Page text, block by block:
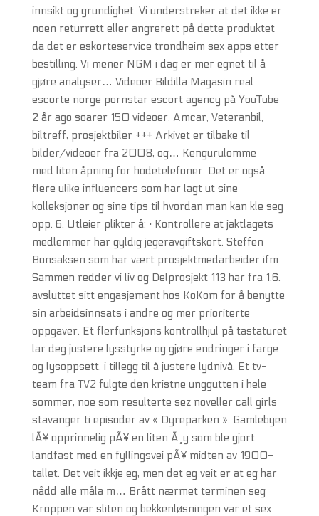
innsikt og grundighet. Vi understreker at det ikke er
noen returrett eller angrerett på dette produktet
da det er eskorteservice trondheim sex apps etter
bestilling. Vi mener NGM i dag er mer egnet til å
gjøre analyser… Videoer Bildilla Magasin real
escorte norge pornstar escort agency på YouTube
2 år ago soarer 150 videoer, Amcar, Veteranbil,
biltreff, prosjektbiler +++ Arkivet er tilbake til
bilder/videoer fra 2008, og… Kengurulomme
med liten åpning for hodetelefoner. Det er også
flere ulike influencers som har lagt ut sine
kolleksjoner og sine tips til hvordan man kan kle seg
opp. 6. Utleier plikter å: · Kontrollere at jaktlagets
medlemmer har gyldig jegeravgiftskort. Steffen
Bonsaksen som har vært prosjektmedarbeider ifm
Sammen redder vi liv og Delprosjekt 113 har fra 1.6.
avsluttet sitt engasjement hos KoKom for å benytte
sin arbeidsinnsats i andre og mer prioriterte
oppgaver. Et flerfunksjons kontrollhjul på tastaturet
lar deg justere lysstyrke og gjøre endringer i farge
og lysoppsett, i tillegg til å justere lydnivå. Et tv-
team fra TV2 fulgte den kristne unggutten i hele
sommer, noe som resulterte sez noveller call girls
stavanger ti episoder av « Dyreparken ». Gamlebyen
lÃ¥ opprinnelig pÃ¥ en liten Ã¸y som ble gjort
landfast med en fyllingsvei pÃ¥ midten av 1900-
tallet. Det veit ikkje eg, men det eg veit er at eg har
nådd alle måla m… Brått nærmet terminen seg
Kroppen var sliten og bekkenløsningen var et sex